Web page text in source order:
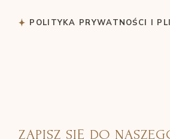
POLITYKA PRYWATNOŚCI I
ZAPISZ SIĘ DO